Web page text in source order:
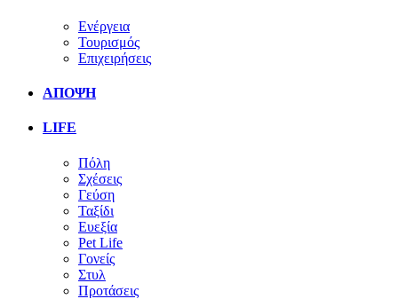
Ενέργεια
Τουρισμός
Επιχειρήσεις
ΑΠΟΨΗ
LIFE
Πόλη
Σχέσεις
Γεύση
Ταξίδι
Ευεξία
Pet Life
Γονείς
Στυλ
Προτάσεις